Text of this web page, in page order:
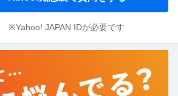
※Yahoo! JAPAN IDが必要です